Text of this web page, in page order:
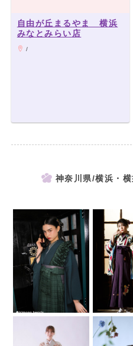
自由が丘まるやま 横浜
みなとみらい店
/
神奈川県/横浜・